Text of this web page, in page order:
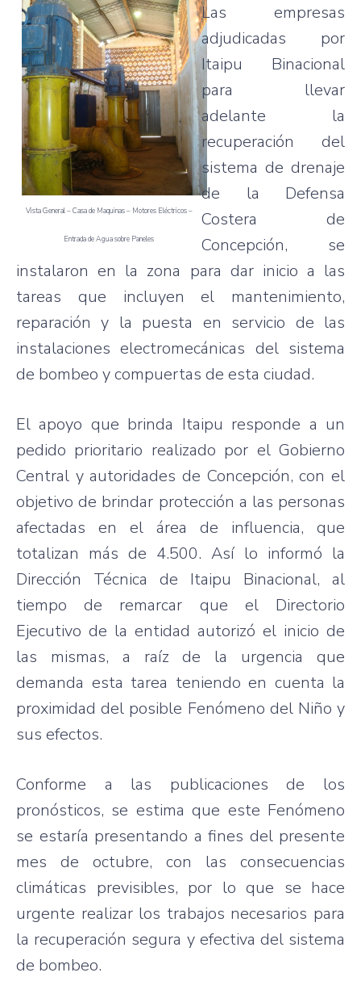
Vista General – Casa de Maquinas – Motores Eléctricos –
Entrada de Agua sobre Paneles
Las empresas
adjudicadas por
Itaipu Binacional
para llevar
adelante la
recuperación del
sistema de drenaje
de la Defensa
Costera de
Concepción, se
instalaron en la zona para dar inicio a las
tareas que incluyen el mantenimiento,
reparación y la puesta en servicio de las
instalaciones electromecánicas del sistema
de bombeo y compuertas de esta ciudad.
El apoyo que brinda Itaipu responde a un
pedido prioritario realizado por el Gobierno
Central y autoridades de Concepción, con el
objetivo de brindar protección a las personas
afectadas en el área de influencia, que
totalizan más de 4.500. Así lo informó la
Dirección Técnica de Itaipu Binacional, al
tiempo de remarcar que el Directorio
Ejecutivo de la entidad autorizó el inicio de
las mismas, a raíz de la urgencia que
demanda esta tarea teniendo en cuenta la
proximidad del posible Fenómeno del Niño y
sus efectos.
Conforme a las publicaciones de los
pronósticos, se estima que este Fenómeno
se estaría presentando a fines del presente
mes de octubre, con las consecuencias
climáticas previsibles, por lo que se hace
urgente realizar los trabajos necesarios para
la recuperación segura y efectiva del sistema
de bombeo.